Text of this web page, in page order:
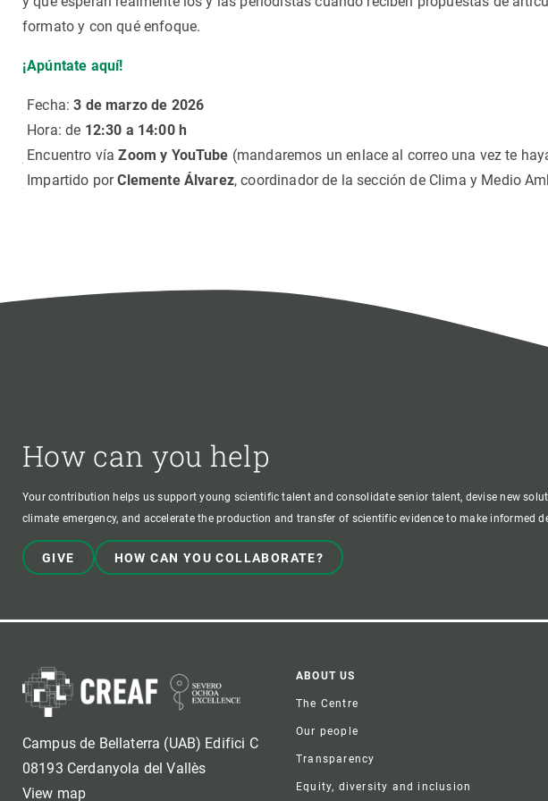
formato y con qué enfoque.
¡Apúntate aquí!
Fecha:3 de marzo de 2026
Hora: de 12:30 a 14:00 h
Encuentro víaZoom y YouTube (mandaremos un enlace al correo una vez te
Impartido porClemente Álvarez, coordinador de la sección de Clima y Medio
How can you help
Your contribution helps us support young scientific talent and consolidate senior talent, devise new
climate emergency, and accelerate the production and transfer of scientific evidence to make informed
GIVE HOW CAN YOU COLLABORATE?
Campus de Bellaterra (UAB) Edifici C
08193 Cerdanyola del Vallès
View map
Footer
ABOUT US
The Centre
Our people
Transparency
Equity, diversity and inclusion